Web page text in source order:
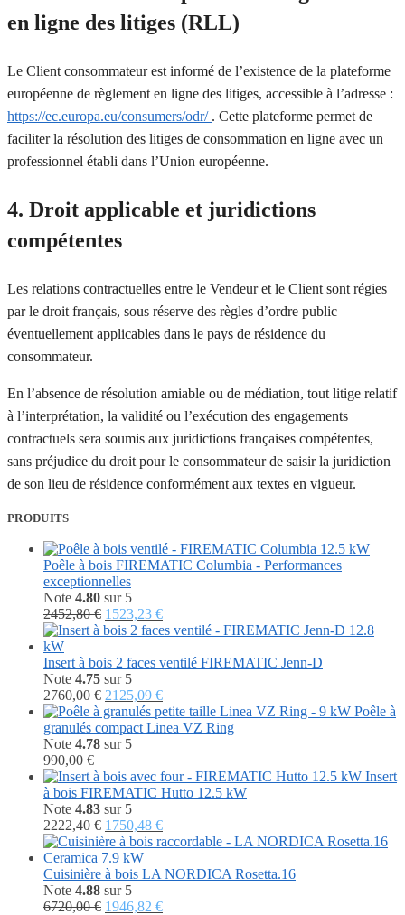
en ligne des litiges (RLL)
Le Client consommateur est informé de l’existence de la plateforme
européenne de règlement en ligne des litiges, accessible à l’adresse :
https://ec.europa.eu/consumers/odr/ . Cette plateforme permet de
faciliter la résolution des litiges de consommation en ligne avec un
professionnel établi dans l’Union européenne.
4. Droit applicable et juridictions
compétentes
Les relations contractuelles entre le Vendeur et le Client sont régies
par le droit français, sous réserve des règles d’ordre public
éventuellement applicables dans le pays de résidence du
consommateur.
En l’absence de résolution amiable ou de médiation, tout litige relatif
à l’interprétation, la validité ou l’exécution des engagements
contractuels sera soumis aux juridictions françaises compétentes,
sans préjudice du droit pour le consommateur de saisir la juridiction
de son lieu de résidence conformément aux textes en vigueur.
PRODUITS
Poêle à bois FIREMATIC Columbia - Performances
exceptionnelles
Note 4.80 sur 5
2452,80€ Le
prix
était :
2452,80 €.
1523,23 €Le
prix
est :
Insert à bois 2 faces ventilé FIREMATIC Jenn-D
Note 4.75 sur 5
2760,00€ Le
prix
initial
était :
2125,09 €Le
prix
actuel
Poêle à
granulés compact Linea VZ Ring
Note 4.78 sur 5
990,00 €
Insert
à bois FIREMATIC Hutto 12.5 kW
Note 4.83 sur 5
2222,40€ Le
prix
initial
était :
2222,40 €.
1750,48 €Le
prix
est :
Cuisinière à bois LA NORDICA Rosetta.16
Note 4.88 sur 5
6720,00€ Le
1946,82 €Le